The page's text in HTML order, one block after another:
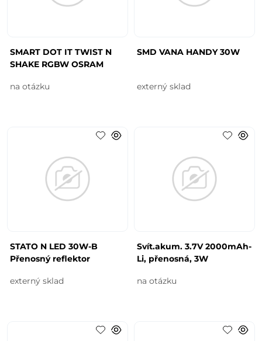
SMART DOT IT TWIST N
SHAKE RGBW OSRAM
na otázku
SMD VANA HANDY 30W
externý sklad
STATO N LED 30W-B
Přenosný reflektor
externý sklad
Svít.akum. 3.7V 2000mAh-
Li, přenosná, 3W
na otázku